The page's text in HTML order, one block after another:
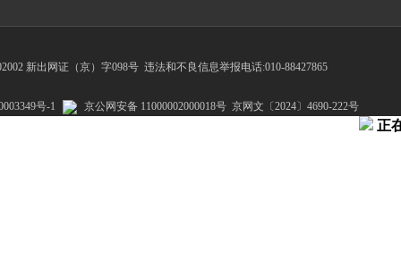
新出网证（京）字098号 违法和不良信息举报电话:010-88427865
号-1 京公网安备 11000002000018号 京网文〔2024〕4690-222号
正